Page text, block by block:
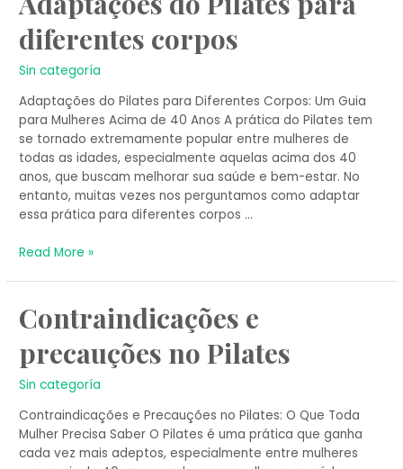
diferentes corpos
Sin categoría
Adaptações do Pilates para Diferentes Corpos: Um Guia
para Mulheres Acima de 40 Anos A prática do Pilates tem
se tornado extremamente popular entre mulheres de
todas as idades, especialmente aquelas acima dos 40
anos, que buscam melhorar sua saúde e bem-estar. No
entanto, muitas vezes nos perguntamos como adaptar
essa prática para diferentes corpos …
do
Pilates
para
diferentes
Read More »
Contraindicações e
precauções no Pilates
Sin categoría
Contraindicações e Precauções no Pilates: O Que Toda
Mulher Precisa Saber O Pilates é uma prática que ganha
cada vez mais adeptos, especialmente entre mulheres
Contraindicações
e
precauções
no
Pilates